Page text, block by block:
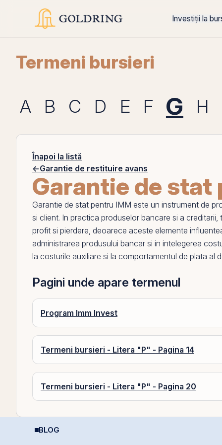
Investiții la
Termeni bursieri
A B C D E F G H
Înapoi la listă
←Garantie de restituire avans
Garantie de stat
Garantie de stat pentru IMM este un instrument de
si client. In practica produselor bancare si a creditarii,
profit si pierdere, deoarece aceste elemente
administrarea produsului bancar si in intelegerea
la costurile auxiliare si la comportamentul de plata al
Pagini unde apare termenul
Program Imm Invest
Termeni bursieri - Litera "P" - Pagina 14
Termeni bursieri - Litera "P" - Pagina 20
BLOG
Perspective Economice